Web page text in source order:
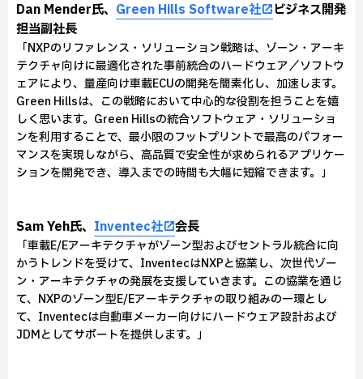
Dan Mender氏、 Green Hills Software社
ビジネス開発
担当副社長
「NXPのリファレンス・ソリューション戦略は、ゾーン・アーキ
テクチャ向けに最適化された事前統合のハードウェア／ソフトウ
ェアにより、量産向け車載ECUの開発を簡素化し、加速します。
Green Hillsは、この戦略において中心的な役割を担うことを嬉
しく思います。Green Hillsの統合ソフトウェア・ソリューショ
ンを利用することで、最小限のフットプリントで最高のパフォー
マンスを実現しながら、高品質で安全性が求められるアプリケー
ションを開発でき、導入までの時間も大幅に短縮できます。」
Sam Yeh氏、 Inventec社 会長
「車載E/Eアーキテクチャがゾーン型およびセントラル統合に向
かうトレンドを受けて、InventecはNXPと協業し、次世代ゾー
ン・アーキテクチャの発展を支援していきます。この協業を通じ
て、NXPのゾーン型E/Eアーキテクチャの取り組みの一環とし
て、Inventecは自動車メーカー向けにハードウェア設計および
JDMとしてサポートを提供します。」